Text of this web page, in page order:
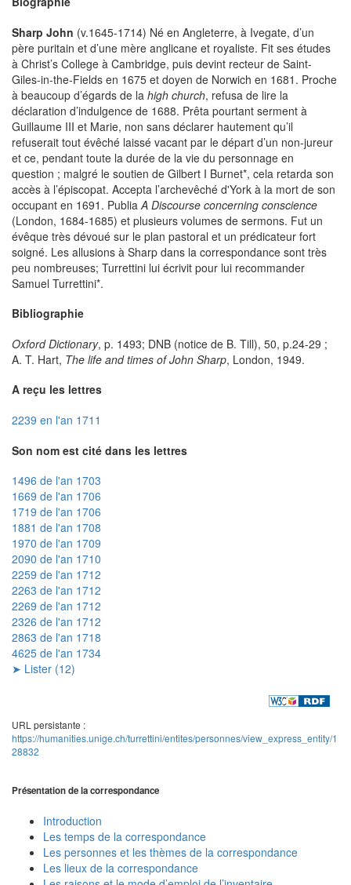
Sharp John (v.1645-1714) Né en Angleterre, à Ivegate, d’un
père puritain et d’une mère anglicane et royaliste. Fit ses études
à Christ’s College à Cambridge, puis devint recteur de Saint-
Giles-in-the-Fields en 1675 et doyen de Norwich en 1681. Proche
à beaucoup d’égards de la high church, refusa de lire la
déclaration d’indulgence de 1688. Prêta pourtant serment à
Guillaume III et Marie, non sans déclarer hautement qu’il
refuserait tout évêché laissé vacant par le départ d’un non-jureur
et ce, pendant toute la durée de la vie du personnage en
question ; malgré le soutien de Gilbert I Burnet*, cela retarda son
accès à l’épiscopat. Accepta l’archevêché d'York à la mort de son
occupant en 1691. Publia A Discourse concerning conscience
(London, 1684-1685) et plusieurs volumes de sermons. Fut un
évêque très dévoué sur le plan pastoral et un prédicateur fort
soigné. Les allusions à Sharp dans la correspondance sont très
peu nombreuses; Turrettini lui écrivit pour lui recommander
Samuel Turrettini*.
Bibliographie
Oxford Dictionary, p. 1493; DNB (notice de B. Till), 50, p.24-29 ;
A. T. Hart, The life and times of John Sharp, London, 1949.
A reçu les lettres
2239 en l'an 1711
Son nom est cité dans les lettres
1496 de l'an 1703
1669 de l'an 1706
1719 de l'an 1706
1881 de l'an 1708
1970 de l'an 1709
2090 de l'an 1710
2259 de l'an 1712
2263 de l'an 1712
2269 de l'an 1712
2326 de l'an 1712
2863 de l'an 1718
4625 de l'an 1734
➤ Lister (12)
URL persistante :
https://humanities.unige.ch/turrettini/entites/personnes/view_express_entity/1
28832
Présentation de la correspondance
Introduction
Les temps de la correspondance
Les personnes et les thèmes de la correspondance
Les lieux de la correspondance